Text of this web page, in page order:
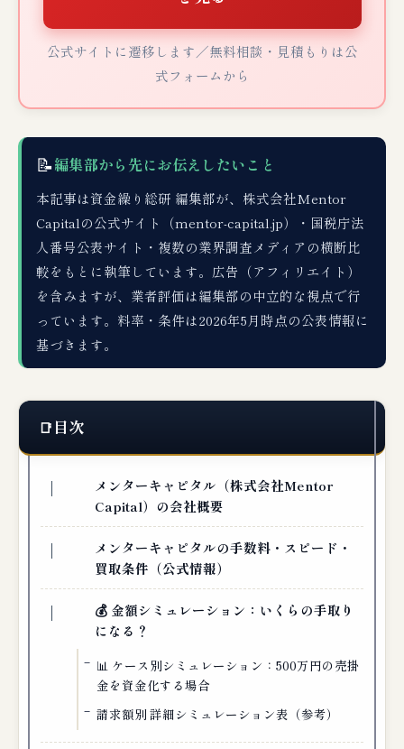
公式サイトに遷移します／無料相談・見積もりは公
式フォームから
📝編集部から先にお伝えしたいこと
本記事は資金繰り総研 編集部が、株式会社Mentor
Capitalの公式サイト（mentor-capital.jp）・国税庁法
人番号公表サイト・複数の業界調査メディアの横断比
較をもとに執筆しています。広告（アフィリエイト）
を含みますが、業者評価は編集部の中立的な視点で行
っています。料率・条件は2026年5月時点の公表情報に
基づきます。
目次
メンターキャピタル（株式会社Mentor
Capital）の会社概要
メンターキャピタルの手数料・スピード・
買取条件（公式情報）
💰 金額シミュレーション：いくらの手取り
になる？
📊 ケース別シミュレーション：500万円の売掛
金を資金化する場合
請求額別 詳細シミュレーション表（参考）